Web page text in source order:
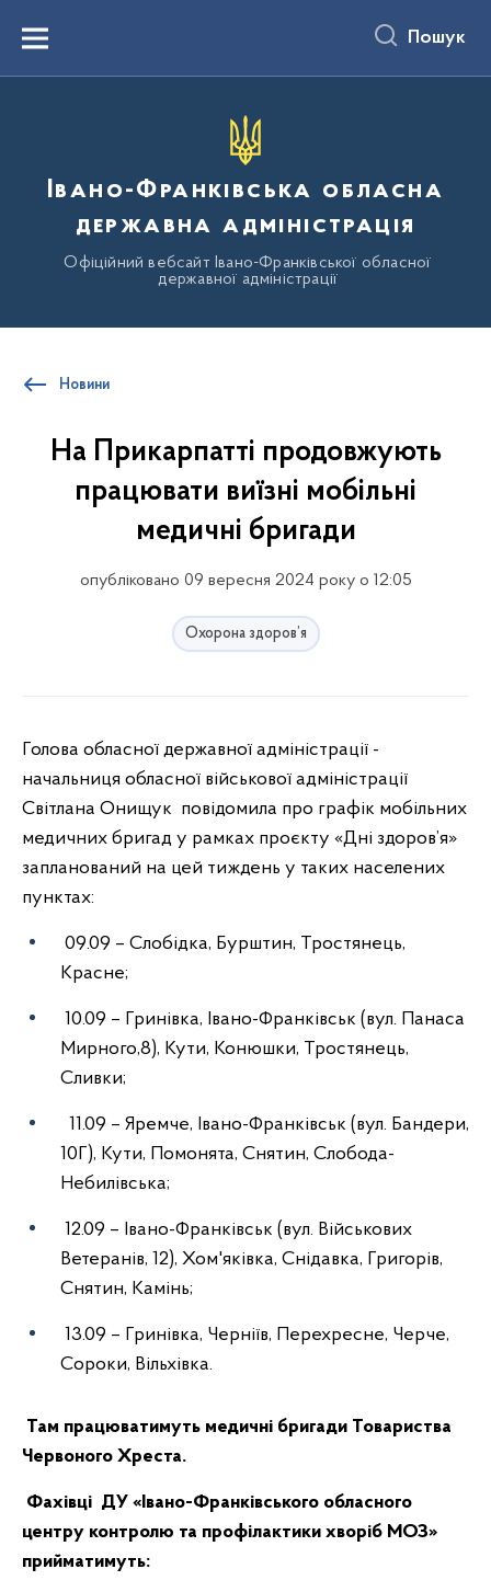
вмістуMenu Пошук
Івано-Франківська обласна
державна адміністрація
Офіційний вебсайт Івано-Франківської обласної
державної адміністрації
Новини
На Прикарпатті продовжують
працювати виїзні мобільні
медичні бригади
опубліковано 09 вересня 2024 року о 12:05
Охорона здоров’я
Голова обласної державної адміністрації -
начальниця обласної військової адміністрації
Світлана Онищук повідомила про графік мобільних
медичних бригад у рамках проєкту «Дні здоров’я»
запланований на цей тиждень у таких населених
пунктах:
09.09 – Слобідка, Бурштин, Тростянець,
Красне;
10.09 – Гринівка, Івано-Франківськ (вул. Панаса
Мирного,8), Кути, Конюшки, Тростянець,
Сливки;
11.09 – Яремче, Івано-Франківськ (вул. Бандери,
10Г), Кути, Помонята, Снятин, Слобода-
Небилівська;
12.09 – Івано-Франківськ (вул. Військових
Ветеранів, 12), Хом'яківка, Снідавка, Григорів,
Снятин, Камінь;
13.09 – Гринівка, Черніїв, Перехресне, Черче,
Сороки, Вільхівка.
Там працюватимуть медичні бригади Товариства
Червоного Хреста.
Фахівці ДУ «Івано-Франківського обласного
центру контролю та профілактики хворіб МОЗ»
прийматимуть: